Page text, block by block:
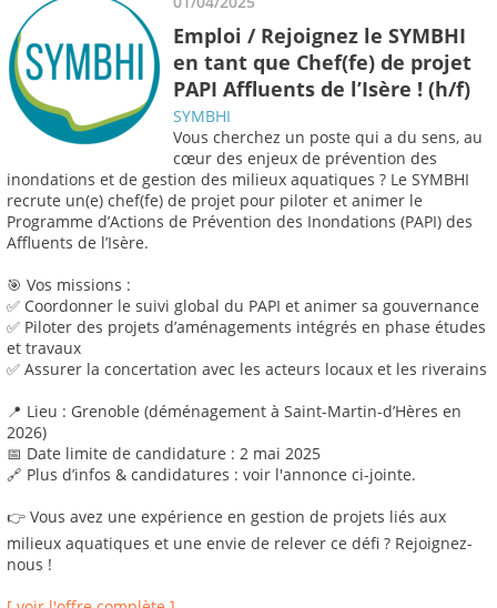
Emploi / Rejoignez le SYMBHI
en tant que Chef(fe) de projet
PAPI Affluents de l’Isère ! (h/f)
SYMBHI
Vous cherchez un poste qui a du sens, au
cœur des enjeux de prévention des
inondations et de gestion des milieux aquatiques ? Le SYMBHI
recrute un(e) chef(fe) de projet pour piloter et animer le
Programme d’Actions de Prévention des Inondations (PAPI) des
Affluents de l’Isère.
🎯 Vos missions :
✅ Coordonner le suivi global du PAPI et animer sa gouvernance
✅ Piloter des projets d’aménagements intégrés en phase études
et travaux
✅ Assurer la concertation avec les acteurs locaux et les riverains
📍 Lieu : Grenoble (déménagement à Saint-Martin-d’Hères en
2026)
📅 Date limite de candidature : 2 mai 2025
🔗 Plus d’infos & candidatures : voir l'annonce ci-jointe.
👉 Vous avez une expérience en gestion de projets liés aux
milieux aquatiques et une envie de relever ce défi ? Rejoignez-
nous !